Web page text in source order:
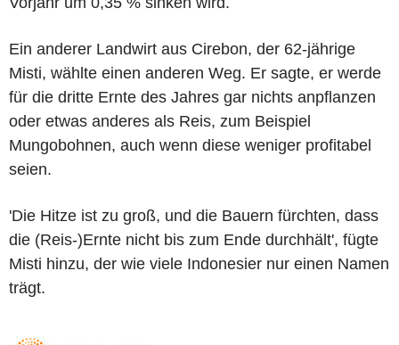
Ein anderer Landwirt aus Cirebon, der 62-jährige
Misti, wählte einen anderen Weg. Er sagte, er werde
für die dritte Ernte des Jahres gar nichts anpflanzen
oder etwas anderes als Reis, zum Beispiel
Mungobohnen, auch wenn diese weniger profitabel
seien.
'Die Hitze ist zu groß, und die Bauern fürchten, dass
die (Reis-)Ernte nicht bis zum Ende durchhält', fügte
Misti hinzu, der wie viele Indonesier nur einen Namen
trägt.